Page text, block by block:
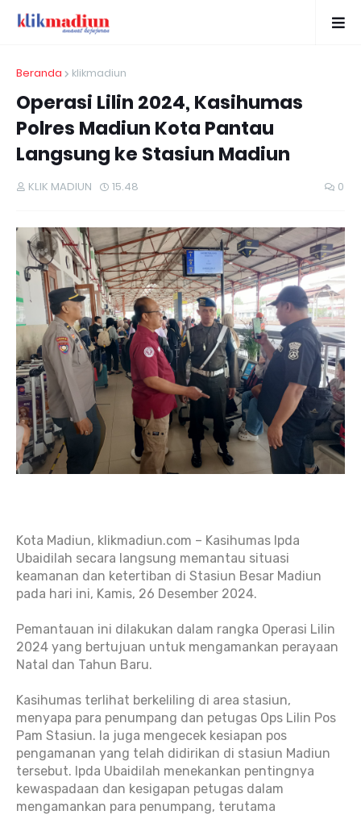
Beranda klikmadiun
Operasi Lilin 2024, Kasihumas
Polres Madiun Kota Pantau
Langsung ke Stasiun Madiun
KLIK MADIUN 15.48 0
Kota Madiun, klikmadiun.com – Kasihumas Ipda
Ubaidilah secara langsung memantau situasi
keamanan dan ketertiban di Stasiun Besar Madiun
pada hari ini, Kamis, 26 Desember 2024.
Pemantauan ini dilakukan dalam rangka Operasi Lilin
2024 yang bertujuan untuk mengamankan perayaan
Natal dan Tahun Baru.
Kasihumas terlihat berkeliling di area stasiun,
menyapa para penumpang dan petugas Ops Lilin Pos
Pam Stasiun. Ia juga mengecek kesiapan pos
pengamanan yang telah didirikan di stasiun Madiun
tersebut. Ipda Ubaidilah menekankan pentingnya
kewaspadaan dan kesigapan petugas dalam
mengamankan para penumpang, terutama